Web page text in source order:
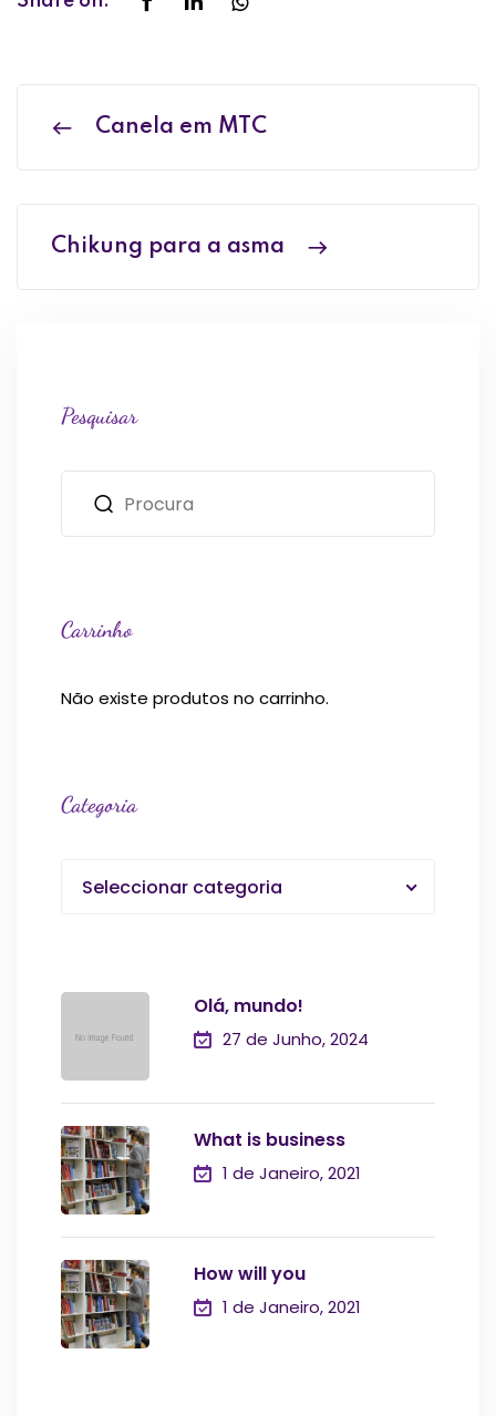
Canela em MTC
Chikung para a asma
Pesquisar
Carrinho
Não existe produtos no carrinho.
Categoria
Seleccionar categoria
Olá, mundo!
27 de Junho, 2024
What is business
1 de Janeiro, 2021
How will you
1 de Janeiro, 2021